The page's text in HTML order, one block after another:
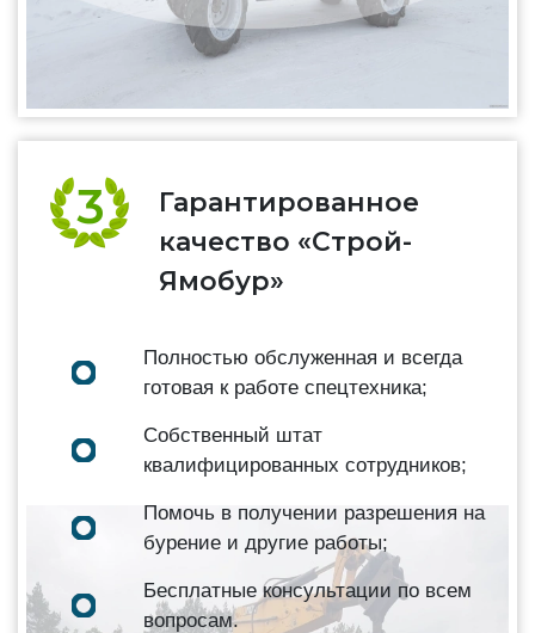
Гарантированное
качество «Строй-
Ямобур»
Полностью обслуженная и всегда
готовая к работе спецтехника;
Собственный штат
квалифицированных сотрудников;
Помочь в получении разрешения на
бурение и другие работы;
Бесплатные консультации по всем
вопросам.